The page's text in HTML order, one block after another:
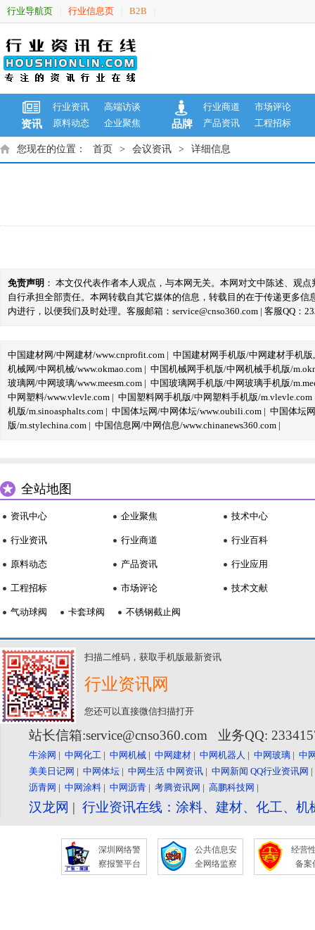
行业导航页 行业信息页 B2B
资讯
行业资讯
高端访谈
原料动态
企业聚焦 品牌
行业商道
市场评论
产品资讯
工程招标
您现在的位置： 首页 > 会议资讯 > 详细信息
免责声明 ： 本文仅代表作者本人观点，与本网无关。本网对文中陈述、观
自行承担全部责任。本网转载自其它媒体的信息，转载目的在于传递更多
内进行，以便我们及时处理。客服邮箱：service@cnso360.com | 客服QQ：
中国建材网/中网建材/www.cnprofit.com | 中国建材网手机版/中网建材手机版
机械网/中网机械/www.okmao.com | 中国机械网手机版/中网机械手机版/
玻璃网/中网玻璃/www.meesm.com | 中国玻璃网手机版/中网玻璃手机版/
中网塑料/www.vlevle.com | 中国塑料网手机版/中网塑料手机版/m.vlevle.com
机版/m.sinoasphalts.com | 中国体坛网/中网体坛/www.oubili.com | 中国体坛
版/m.stylechina.com | 中国信息网/中网信息/www.chinanews360.com |
全站地图
资讯中心
行业资讯
原料动态
工程招标
企业聚焦
行业商道
产品资讯
市场评论
技术中心
行业百科
行业应用
技术文献
气动球阀 卡套球阀 不锈钢截止阀
扫描二维码，获取手机版最新资讯
行业资讯网
您还可以直接微信扫描打开
站长信箱:service@cnso360.com 业务QQ:
牛涂网 | 中网化工 | 中网机械 | 中网建材 | 中网机器人 | 中网玻璃 | 中
美美日记网 | 中网体坛 | 中网生活 中网资讯 | 中网新闻 QQ行业资讯网
沥青网 | 中网涂料 | 中网沥青 | 考腾资讯网 | 高鹏科技网 |
汉龙网 | 行业资讯在线：涂料、建材、化工、
深圳网络警
察报警平台
公共信息安
全网络监察
经营
备案